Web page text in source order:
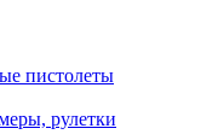
пистолеты
рулетки